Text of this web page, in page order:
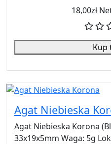
18,00zł
Kup
Agat Niebieska
Agat Niebieska Korona
33x19x5mm Waga: 5g